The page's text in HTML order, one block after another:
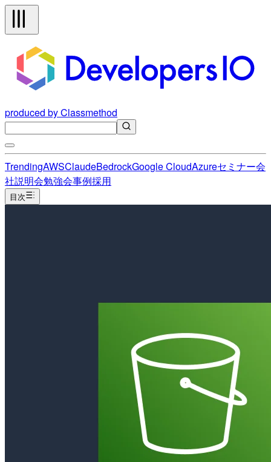
produced by Classmethod
TrendingAWSClaudeBedrockGoogle CloudAzureセミナー会
社説明会勉強会事例採用
目次